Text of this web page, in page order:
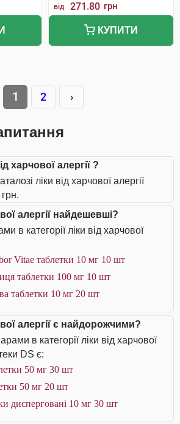
від 271.80 грн
КУПИТИ
1 2 ›
харчової алергії ?
ліки від харчової алергії
алергії найдешевші?
в категорії ліки від харчової
Vitae таблетки 10 мг 10 шт
таблетки 100 мг 10 шт
таблетки 10 мг 20 шт
алергії є найдорожчими?
в категорії ліки від харчової
DS є:
50 мг 30 шт
50 мг 20 шт
дисперговані 10 мг 30 шт